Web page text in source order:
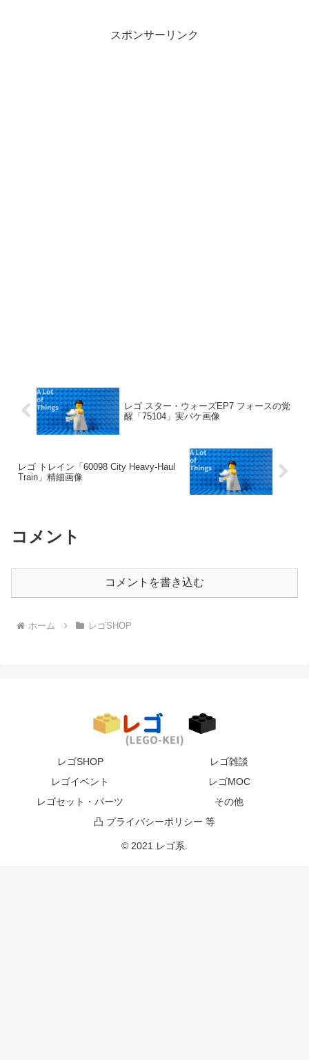
スポンサーリンク
レゴ スター・ウォーズEP7 フォースの覚
醒「75104」実パケ画像
レゴ トレイン「60098 City Heavy-Haul
Train」精細画像
コメント
コメントを書き込む
ホーム レゴSHOP
レゴSHOP
レゴ雑談
レゴイベント
レゴMOC
レゴセット・パーツ
その他
凸 プライバシーポリシー 等
© 2021 レゴ系.